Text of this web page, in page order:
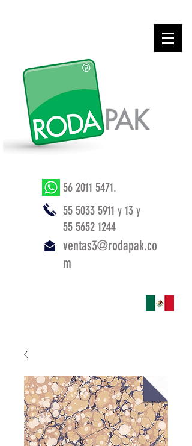
56 2011 5471.
55 5033 5911 y 13 y
55 5652 1244
ventas3@rodapak.co
m